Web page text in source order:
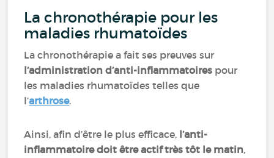
La chronothérapie pour les
maladies rhumatoïdes
La chronothérapie a fait ses preuves sur
l’administration d’anti-inflammatoires pour
les maladies rhumatoïdes telles que
l’arthrose.
Ainsi, afin d’être le plus efficace, l’anti-
inflammatoire doit être actif très tôt le matin,